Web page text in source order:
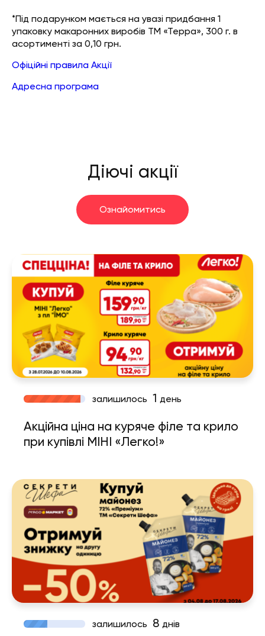
*Під подарунком мається на увазі придбання 1
упаковку макаронних виробів ТМ «Терра», 300 г. в
асортименті за 0,10 грн.
Офіційні правила Акції
Адресна програма
Діючі акції
Ознайомитись
залишилось 1 день
Акційна ціна на куряче філе та крило
при купівлі МІНІ «Легко!»
залишилось 8 днів